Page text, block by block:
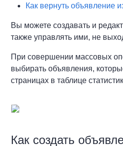
Как вернуть объявление
Вы можете создавать и
также управлять ими, не
При совершении массовых
выбирать объявления,
страницах в таблице
Как создать